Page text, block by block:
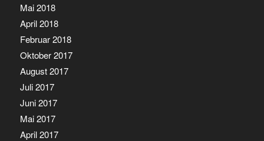
Mai 2018
April 2018
Februar 2018
Oktober 2017
August 2017
Juli 2017
Juni 2017
Mai 2017
April 2017